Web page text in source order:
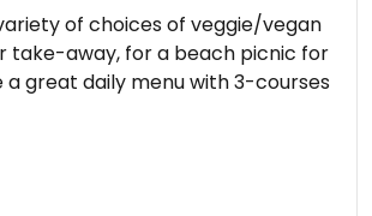
too.
you can also find some nice food
review on 2022-05-27
of choices of veggie/vegan
take-away, for a beach picnic for
a great daily menu with 3-courses